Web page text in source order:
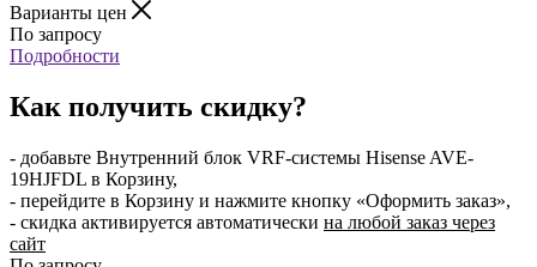
Варианты цен
По запросу
Подробности
Как получить скидку?
- добавьте Внутренний блок VRF-системы Hisense AVE-
19HJFDL в Корзину,
- перейдите в Корзину и нажмите кнопку «Оформить заказ»,
- скидка активируется автоматически на любой заказ через
сайт